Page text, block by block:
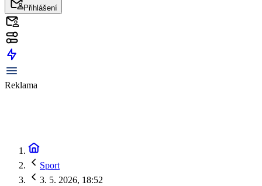
Přihlášení
Reklama
Sport
3. 5. 2026, 18:52